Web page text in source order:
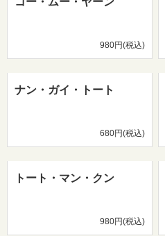
980円(税込)
ナン・ガイ・トート
680円(税込)
トート・マン・クン
980円(税込)